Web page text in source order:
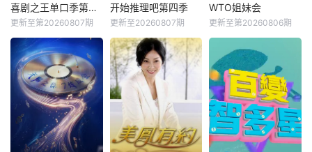
喜剧之王单口季第三季
更新至第20260807期
开始推理吧第四季
更新至20260807期
WTO姐妹会
更新至第20260806期